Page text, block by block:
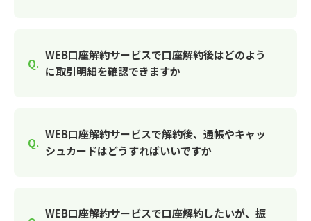
WEB口座解約サービスで口座解約後はどのよう
に取引明細を確認できますか
WEB口座解約サービスで解約後、通帳やキャッ
シュカードはどうすればいいですか
WEB口座解約サービスで口座解約したいが、振